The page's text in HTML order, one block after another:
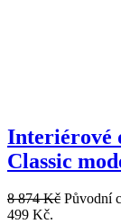
Interiérové
Classic
8 874Kč Původní
499 Kč.